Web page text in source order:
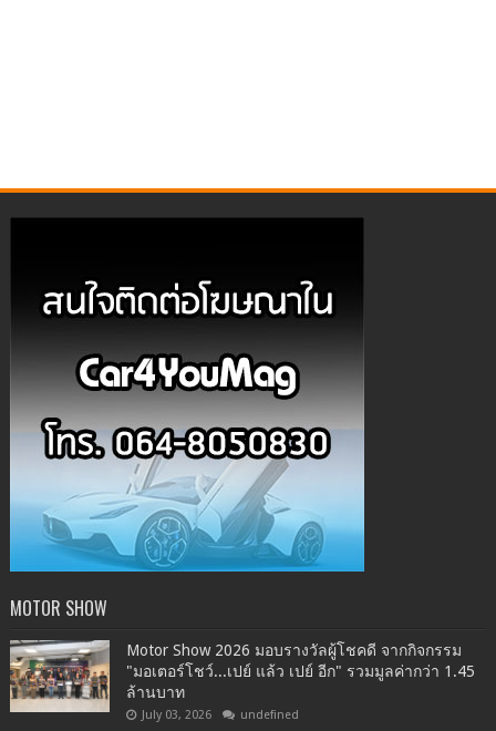
MOTOR SHOW
Motor Show 2026 มอบรางวัลผู้โชคดี จากกิจกรรม
"มอเตอร์โชว์...เปย์ แล้ว เปย์ อีก" รวมมูลค่ากว่า 1.45
ล้านบาท
July 03, 2026 undefined